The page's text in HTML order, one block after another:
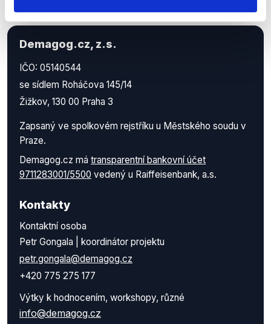
Demagog.cz, z.s.
IČO: 05140544
se sídlem Roháčova 145/14
Žižkov, 130 00 Praha 3
Zapsaný ve spolkovém rejstříku u Městského soudu v
Praze.
Demagog.cz má transparentní bankovní účet
9711283001/5500 vedený u Raiffeisenbank, a.s.
Kontakty
Kontaktní osoba
Petr Gongala | koordinátor projektu
petr.gongala@demagog.cz
+420 775 275 177
Výtky k hodnocením, workshopy, různé
info@demagog.cz